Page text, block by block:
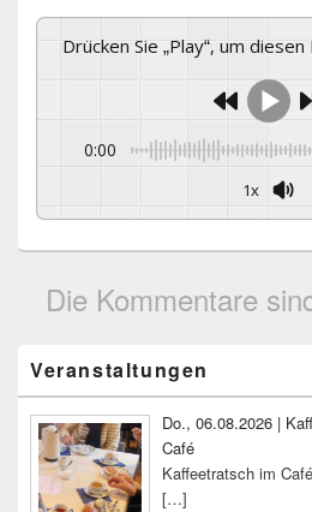
Drücken Sie „Play“, um
0:00
1x
Die Kommentare
Seitenleisten-
Widgetbereich
Veranstaltungen
Do., 06.08.2026 |
Café
Kaffeetratsch im
[…]